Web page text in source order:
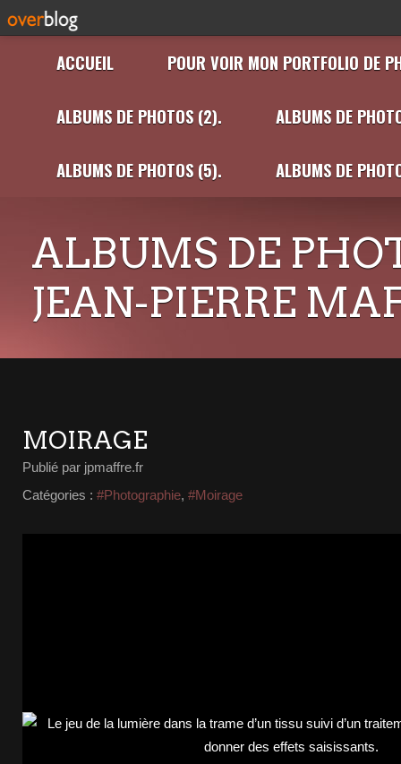
ACCUEIL POUR VOIR MON PORTFOLIO DE
ALBUMS DE PHOTOS (2). ALBUMS DE
ALBUMS DE PHOTOS (5). ALBUMS DE
ALBUMS DE
JEAN-PIERRE
MOIRAGE
Publié par jpmaffre.fr
Catégories : #Photographie, #Moirage